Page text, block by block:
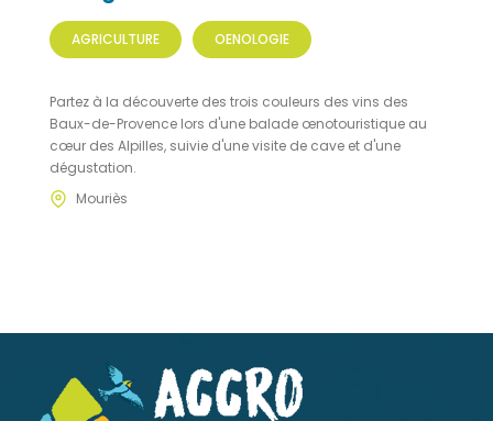
AGRICULTURE OENOLOGIE
Partez à la découverte des trois couleurs des vins des
Baux-de-Provence lors d'une balade œnotouristique au
cœur des Alpilles, suivie d'une visite de cave et d'une
dégustation.
Mouriès